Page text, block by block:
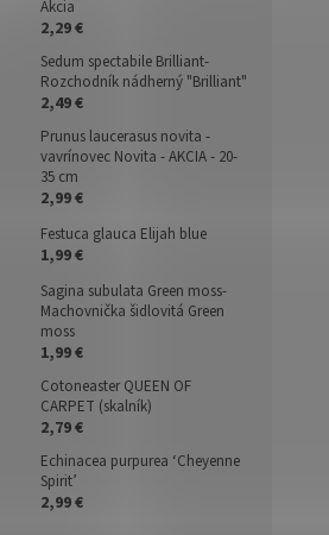
Akcia
2,29 €
Sedum spectabile Brilliant-
Rozchodník nádherný "Brilliant"
2,49 €
Prunus laucerasus novita -
vavrínovec Novita - AKCIA - 20-
35 cm
2,99 €
Festuca glauca Elijah blue
1,99 €
Sagina subulata Green moss-
Machovnička šidlovitá Green
moss
1,99 €
Cotoneaster QUEEN OF
CARPET (skalník)
2,79 €
Echinacea purpurea ‘Cheyenne
Spirit’
2,99 €